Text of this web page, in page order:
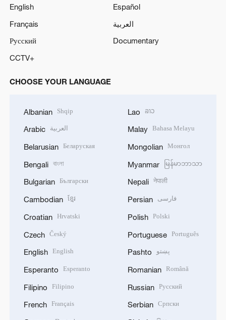
English
Español
Français
العربية
Русский
Documentary
CCTV+
CHOOSE YOUR LANGUAGE
Albanian Shqip
Arabic العربية
Belarusian Беларуская
Bengali বাংলা
Bulgarian Български
Cambodian ខ្មែរ
Croatian Hrvatski
Czech Český
English English
Esperanto Esperanto
Filipino Filipino
French Français
Lao ລາວ
Malay Bahasa Melayu
Mongolian Монгол
Myanmar မြန်မာဘာသာ
Nepali नेपाली
Persian فارسی
Polish Polski
Portuguese Português
Pashto پښتو
Romanian Română
Russian Русский
Serbian Српски